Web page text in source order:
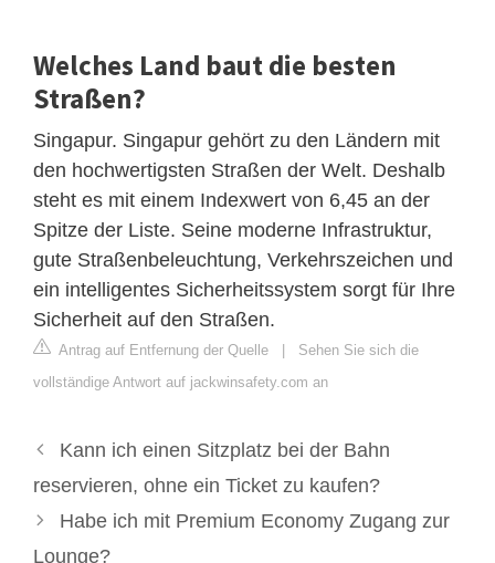
Welches Land baut die besten
Straßen?
Singapur. Singapur gehört zu den Ländern mit
den hochwertigsten Straßen der Welt. Deshalb
steht es mit einem Indexwert von 6,45 an der
Spitze der Liste. Seine moderne Infrastruktur,
gute Straßenbeleuchtung, Verkehrszeichen und
ein intelligentes Sicherheitssystem sorgt für Ihre
Sicherheit auf den Straßen.
Antrag auf Entfernung der Quelle | Sehen Sie sich die
vollständige Antwort auf jackwinsafety.com an
Kann ich einen Sitzplatz bei der Bahn
reservieren, ohne ein Ticket zu kaufen?
Habe ich mit Premium Economy Zugang zur
Lounge?